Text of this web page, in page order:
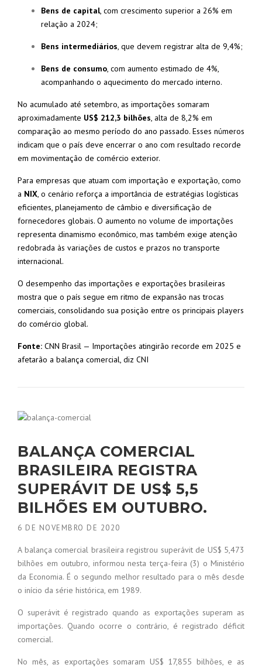
Bens de capital, com crescimento superior a 26% em
relação a 2024;
Bens intermediários, que devem registrar alta de 9,4%;
Bens de consumo, com aumento estimado de 4%,
acompanhando o aquecimento do mercado interno.
No acumulado até setembro, as importações somaram
aproximadamente US$ 212,3 bilhões, alta de 8,2% em
comparação ao mesmo período do ano passado. Esses números
indicam que o país deve encerrar o ano com resultado recorde
em movimentação de comércio exterior.
Para empresas que atuam com importação e exportação, como
a NIX, o cenário reforça a importância de estratégias logísticas
eficientes, planejamento de câmbio e diversificação de
fornecedores globais. O aumento no volume de importações
representa dinamismo econômico, mas também exige atenção
redobrada às variações de custos e prazos no transporte
internacional.
O desempenho das importações e exportações brasileiras
mostra que o país segue em ritmo de expansão nas trocas
comerciais, consolidando sua posição entre os principais players
do comércio global.
Fonte: CNN Brasil — Importações atingirão recorde em 2025 e
afetarão a balança comercial, diz CNI
BALANÇA COMERCIAL
BRASILEIRA REGISTRA
SUPERÁVIT DE US$ 5,5
BILHÕES EM OUTUBRO.
6 DE NOVEMBRO DE 2020
A balança comercial brasileira registrou superávit de US$ 5,473
bilhões em outubro, informou nesta terça-feira (3) o Ministério
da Economia. É o segundo melhor resultado para o mês desde
o início da série histórica, em 1989.
O superávit é registrado quando as exportações superam as
importações. Quando ocorre o contrário, é registrado déficit
comercial.
No mês, as exportações somaram US$ 17,855 bilhões, e as